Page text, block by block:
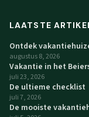
LAATSTE
Ontdek
augustus 8, 2026
Vakantie in het
juli 23, 2026
De ultieme checklist
juli 7, 2026
De mooiste